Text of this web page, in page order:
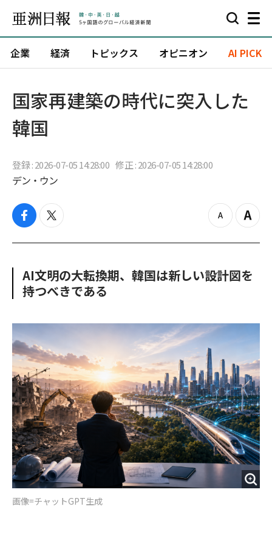
企業 経済 トピックス オピニオン AI PICK
国家再建築の時代に突入した
韓国
登録 : 2026-07-05 14:28:00 修正 : 2026-07-05 14:28:00
デン・ウン
f
c
o
o
k
t
i
e
r
z
o
u
Z
o
n
AI文明の大転換期、韓国は新しい設計図を
持つべきである
画像=チャットGPT生成